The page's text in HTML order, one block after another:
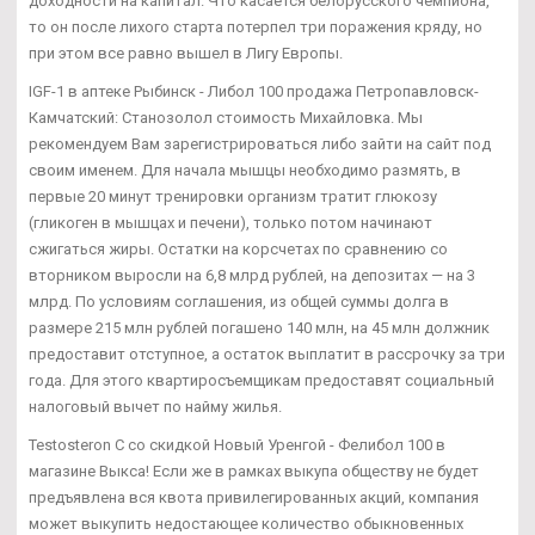
то он после лихого старта потерпел три поражения кряду, но
при этом все равно вышел в Лигу Европы.
IGF-1 в аптеке Рыбинск - Либол 100 продажа Петропавловск-
Камчатский: Станозолол стоимость Михайловка. Мы
рекомендуем Вам зарегистрироваться либо зайти на сайт под
своим именем. Для начала мышцы необходимо размять, в
первые 20 минут тренировки организм тратит глюкозу
(гликоген в мышцах и печени), только потом начинают
сжигаться жиры. Остатки на корсчетах по сравнению со
вторником выросли на 6,8 млрд рублей, на депозитах — на 3
млрд. По условиям соглашения, из общей суммы долга в
размере 215 млн рублей погашено 140 млн, на 45 млн должник
предоставит отступное, а остаток выплатит в рассрочку за три
года. Для этого квартиросъемщикам предоставят социальный
налоговый вычет по найму жилья.
Testosteron C со скидкой Новый Уренгой - Фелибол 100 в
магазине Выкса! Если же в рамках выкупа обществу не будет
предъявлена вся квота привилегированных акций, компания
может выкупить недостающее количество обыкновенных